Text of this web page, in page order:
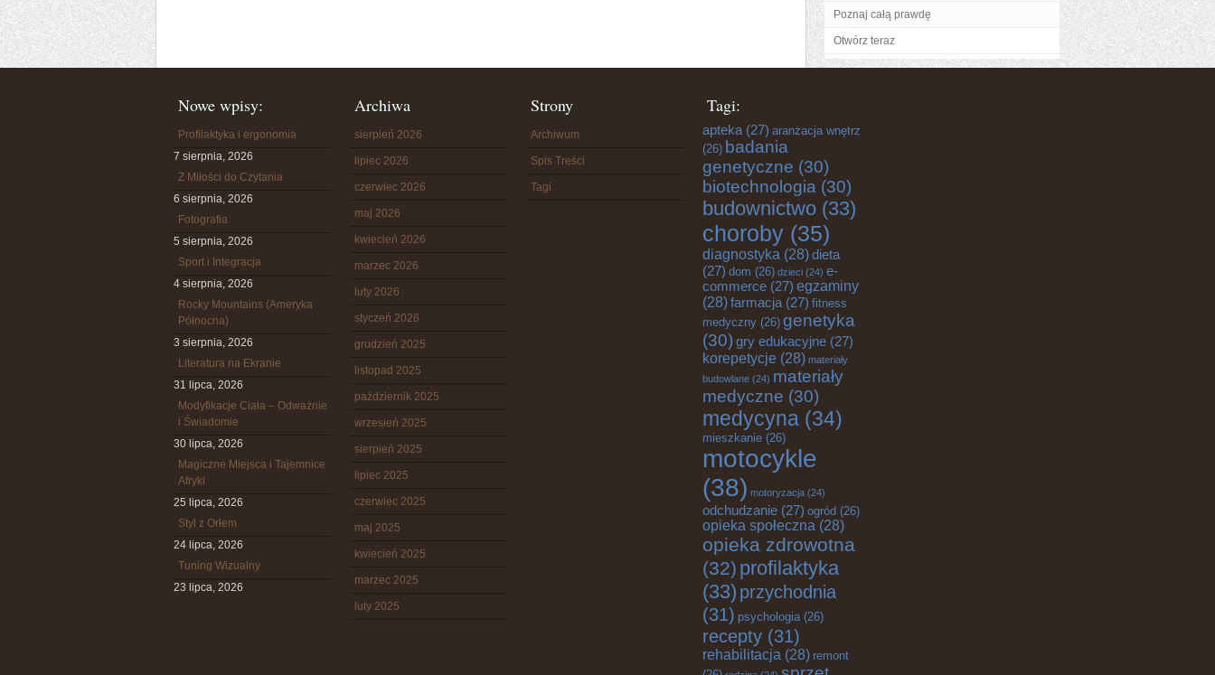
Poznaj całą prawdę
Otwórz teraz
Nowe wpisy:
Profilaktyka i ergonomia
7 sierpnia, 2026
Z Miłości do Czytania
6 sierpnia, 2026
Fotografia
5 sierpnia, 2026
Sport i Integracja
4 sierpnia, 2026
Rocky Mountains (Ameryka
Północna)
3 sierpnia, 2026
Literatura na Ekranie
31 lipca, 2026
Modyfikacje Ciała – Odważnie
i Świadomie
30 lipca, 2026
Magiczne Miejsca i Tajemnice
Afryki
25 lipca, 2026
Styl z Orłem
24 lipca, 2026
Tuning Wizualny
23 lipca, 2026
Archiwa
sierpień 2026
lipiec 2026
czerwiec 2026
maj 2026
kwiecień 2026
marzec 2026
luty 2026
styczeń 2026
grudzień 2025
listopad 2025
październik 2025
wrzesień 2025
sierpień 2025
lipiec 2025
czerwiec 2025
maj 2025
kwiecień 2025
marzec 2025
luty 2025
Strony
Archiwum
Spis Treści
Tagi
Tagi:
apteka (27) aranżacja wnętrz
(26) badania
genetyczne (30)
biotechnologia (30)
budownictwo (33)
choroby (35)
diagnostyka (28)dieta
(27) dom (26) dzieci (24) e-
commerce (27) egzaminy
(28)farmacja (27) fitness
medyczny (26) genetyka
(30) gry edukacyjne (27)
korepetycje (28) materiały
budowlane (24) materiały
medyczne (30)
medycyna (34)
mieszkanie (26)
motocykle
(38) motoryzacja (24)
odchudzanie (27) ogród (26)
opieka społeczna (28)
opieka zdrowotna
(32) profilaktyka
(33) przychodnia
(31) psychologia(26)
recepty (31)
rehabilitacja (28) remont